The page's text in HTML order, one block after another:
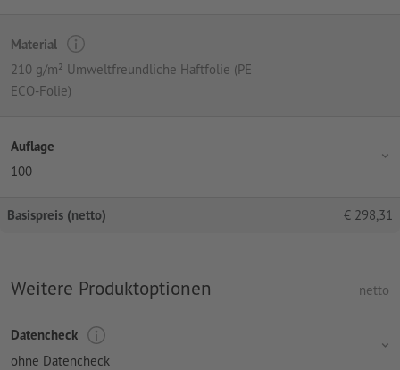
Material
210 g/m² Umweltfreundliche Haftfolie (PE
ECO-Folie)
Auflage
100
Basispreis (netto) € 298,31
Weitere Produktoptionen netto
Datencheck
ohne Datencheck